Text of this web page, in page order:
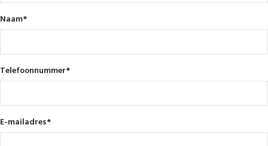
Naam*
Telefoonnummer*
E-mailadres*